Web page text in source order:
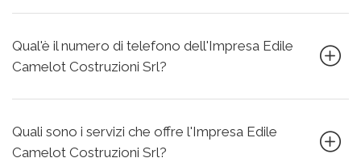
Qual'è il numero di telefono dell'Impresa Edile
Camelot Costruzioni Srl?
Quali sono i servizi che offre l'Impresa Edile
Camelot Costruzioni Srl?